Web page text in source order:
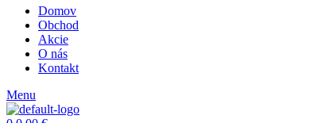
Domov
Obchod
Akcie
O nás
Kontakt
Menu